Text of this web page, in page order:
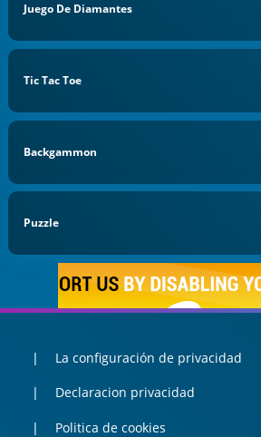
Juego De Diamantes
Tic Tac Toe
Backgammon
Puzzle
La configuración de privacidad
Declaracion privacidad
Politica de cookies